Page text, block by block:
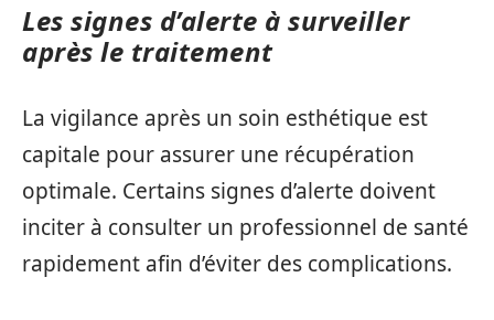
Les signes d’alerte à surveiller
après le traitement
La vigilance après un soin esthétique est
capitale pour assurer une récupération
optimale. Certains signes d’alerte doivent
inciter à consulter un professionnel de santé
rapidement afin d’éviter des complications.